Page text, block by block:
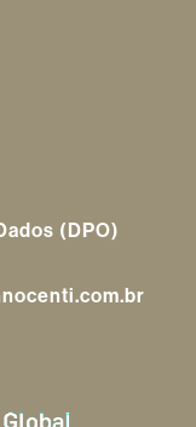
(DPO)